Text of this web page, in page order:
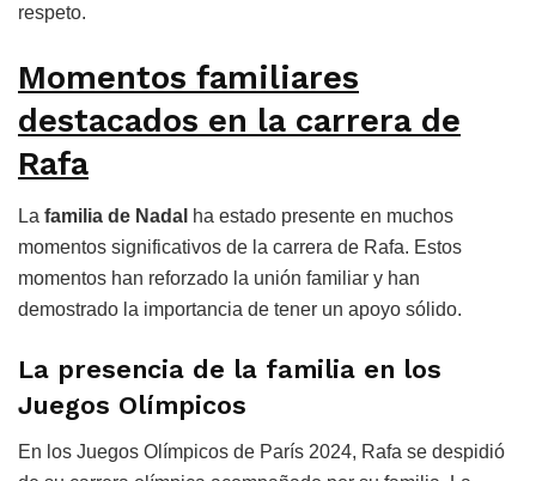
respeto.
Momentos familiares
destacados en la carrera de
Rafa
La familia de Nadal ha estado presente en muchos
momentos significativos de la carrera de Rafa. Estos
momentos han reforzado la unión familiar y han
demostrado la importancia de tener un apoyo sólido.
La presencia de la familia en los
Juegos Olímpicos
En los Juegos Olímpicos de París 2024, Rafa se despidió